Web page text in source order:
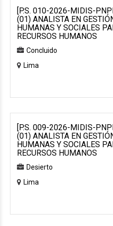
[P.S. 010-2026-MIDIS-
(01) ANALISTA EN
HUMANAS Y SOCIALES
RECURSOS HUMANOS
Concluido
Lima
[P.S. 009-2026-MIDIS-
(01) ANALISTA EN
HUMANAS Y SOCIALES
RECURSOS HUMANOS
Desierto
Lima